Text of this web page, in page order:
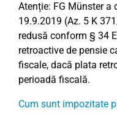
Atenție: FG Münster a
19.9.2019 (Az. 5 K
redusă conform § 34
retroactive de pensie
fiscale, dacă plata
perioadă fiscală.
Cum sunt impozitate